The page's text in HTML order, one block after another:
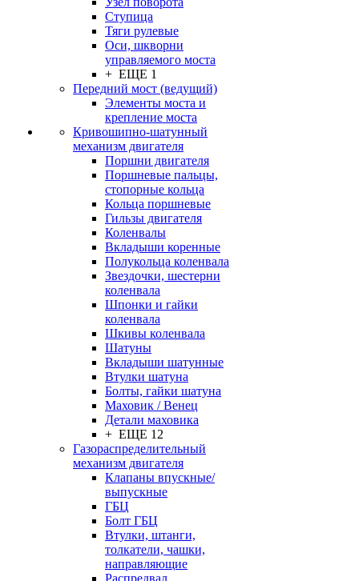
Ступица
Тяги рулевые
Оси, шкворни
управляемого моста
+ ЕЩЕ 1
Передний мост (ведущий)
Элементы моста и
крепление моста
Кривошипно-шатунный
механизм двигателя
Поршни двигателя
Поршневые пальцы,
стопорные кольца
Кольца поршневые
Гильзы двигателя
Коленвалы
Вкладыши коренные
Полукольца коленвала
Звездочки, шестерни
коленвала
Шпонки и гайки
коленвала
Шкивы коленвала
Шатуны
Вкладыши шатунные
Втулки шатуна
Болты, гайки шатуна
Маховик / Венец
Детали маховика
+ ЕЩЕ 12
Газораспределительный
механизм двигателя
Клапаны впускные/
выпускные
ГБЦ
Болт ГБЦ
Втулки, штанги,
толкатели, чашки,
направляющие
Распредвал